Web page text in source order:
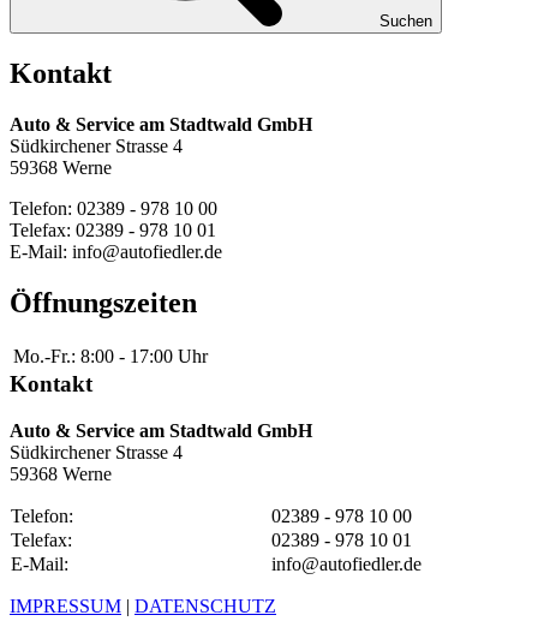
Suchen
Kontakt
Auto & Service am Stadtwald GmbH
Südkirchener Strasse 4
59368 Werne
Telefon: 02389 - 978 10 00
Telefax: 02389 - 978 10 01
E-Mail: info@autofiedler.de
Öffnungszeiten
Mo.-Fr.: 8:00 - 17:00 Uhr
Kontakt
Auto & Service am Stadtwald GmbH
Südkirchener Strasse 4
59368 Werne
Telefon:
02389 - 978 10 00
Telefax:
02389 - 978 10 01
E-Mail:
info@autofiedler.de
IMPRESSUM | DATENSCHUTZ